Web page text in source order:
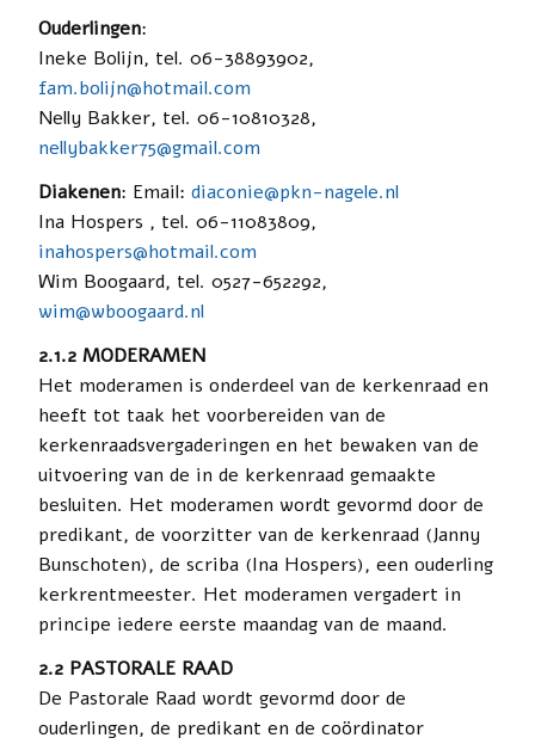
Ouderlingen:
Ineke Bolijn, tel. 06-38893902,
fam.bolijn@hotmail.com
Nelly Bakker, tel. 06-10810328,
nellybakker75@gmail.com
Diakenen: Email: diaconie@pkn-nagele.nl
Ina Hospers , tel. 06-11083809,
inahospers@hotmail.com
Wim Boogaard, tel. 0527-652292,
wim@wboogaard.nl
2.1.2 MODERAMEN
Het moderamen is onderdeel van de kerkenraad en
heeft tot taak het voorbereiden van de
kerkenraadsvergaderingen en het bewaken van de
uitvoering van de in de kerkenraad gemaakte
besluiten. Het moderamen wordt gevormd door de
predikant, de voorzitter van de kerkenraad (Janny
Bunschoten), de scriba (Ina Hospers), een ouderling
kerkrentmeester. Het moderamen vergadert in
principe iedere eerste maandag van de maand.
2.2 PASTORALE RAAD
De Pastorale Raad wordt gevormd door de
ouderlingen, de predikant en de coördinator